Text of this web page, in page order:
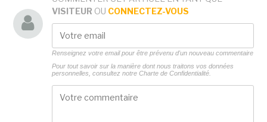
VISITEUR OU CONNECTEZ-VOUS
Renseignez votre email pour être prévenu d'un nouveau commentaire
Pour tout savoir sur la manière dont nous traitons vos données
personnelles, consultez notre Charte de Confidentialité.